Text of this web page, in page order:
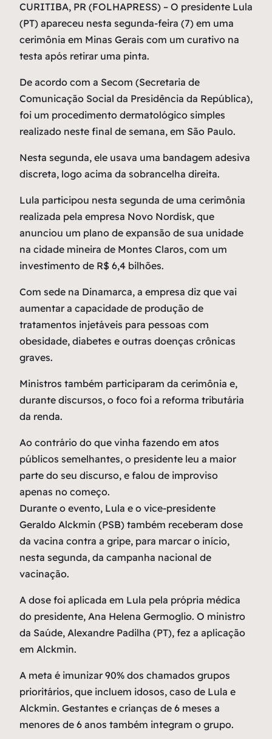
CURITIBA, PR (FOLHAPRESS) – O presidente Lula
(PT) apareceu nesta segunda-feira (7) em uma
cerimônia em Minas Gerais com um curativo na
testa após retirar uma pinta.
De acordo com a Secom (Secretaria de
Comunicação Social da Presidência da República),
foi um procedimento dermatológico simples
realizado neste final de semana, em São Paulo.
Nesta segunda, ele usava uma bandagem adesiva
discreta, logo acima da sobrancelha direita.
Lula participou nesta segunda de uma cerimônia
realizada pela empresa Novo Nordisk, que
anunciou um plano de expansão de sua unidade
na cidade mineira de Montes Claros, com um
investimento de R$ 6,4 bilhões.
Com sede na Dinamarca, a empresa diz que vai
aumentar a capacidade de produção de
tratamentos injetáveis para pessoas com
obesidade, diabetes e outras doenças crônicas
graves.
Ministros também participaram da cerimônia e,
durante discursos, o foco foi a reforma tributária
da renda.
Ao contrário do que vinha fazendo em atos
públicos semelhantes, o presidente leu a maior
parte do seu discurso, e falou de improviso
apenas no começo.
Durante o evento, Lula e o vice-presidente
Geraldo Alckmin (PSB) também receberam dose
da vacina contra a gripe, para marcar o início,
nesta segunda, da campanha nacional de
vacinação.
A dose foi aplicada em Lula pela própria médica
do presidente, Ana Helena Germoglio. O ministro
da Saúde, Alexandre Padilha (PT), fez a aplicação
em Alckmin.
A meta é imunizar 90% dos chamados grupos
prioritários, que incluem idosos, caso de Lula e
Alckmin. Gestantes e crianças de 6 meses a
menores de 6 anos também integram o grupo.